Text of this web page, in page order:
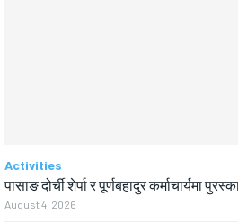
Activities
पासाङ दोर्ची शेर्पा र पूर्णबहादुर कर्माचार्यमा
August 4, 2026